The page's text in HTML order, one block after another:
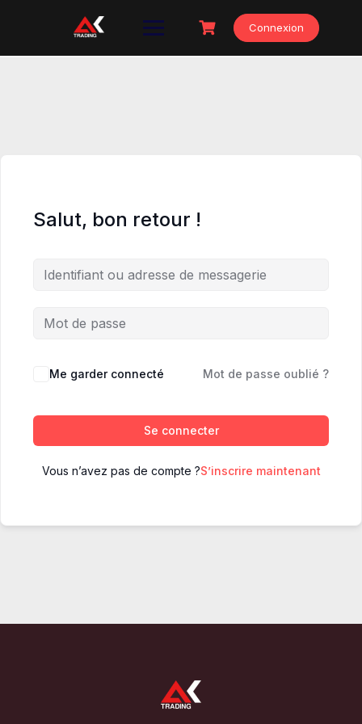
Connexion
Salut, bon retour !
Me garder connecté Mot de passe oublié ?
Se connecter
Vous n’avez pas de compte ?S’inscrire maintenant